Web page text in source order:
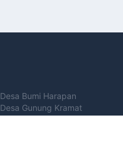
Desa Bumi Harapan
Desa Gunung Kramat